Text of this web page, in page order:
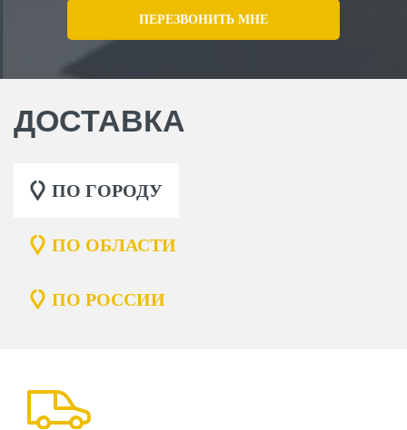
ДОСТАВКА
ПО ГОРОДУ
ПО ОБЛАСТИ
ПО РОССИИ
ЗАКАЗАТЬ ЗВОНОК
Нажимая кнопку "Отправить", я даю своё согласие на обработку
моих персональных данных в соответствии с ФЗ от 27.07.2006 №
152-ФЗ "О персональных данных", на условиях и для целей,
определенных в